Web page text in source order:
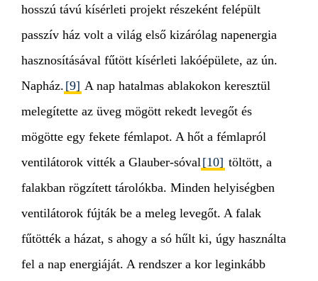
hosszú távú kísérleti projekt részeként felépült
passzív ház volt a világ első kizárólag napenergia
hasznosításával fűtött kísérleti lakóépülete, az ún.
Napház. [9] A nap hatalmas ablakokon keresztül
melegítette az üveg mögött rekedt levegőt és
mögötte egy fekete fémlapot. A hőt a fémlapról
ventilátorok vitték a Glauber-sóval [10] töltött, a
falakban rögzített tárolókba. Minden helyiségben
ventilátorok fújták be a meleg levegőt. A falak
fűtötték a házat, s ahogy a só hűlt ki, úgy használta
fel a nap energiáját. A rendszer a kor leginkább